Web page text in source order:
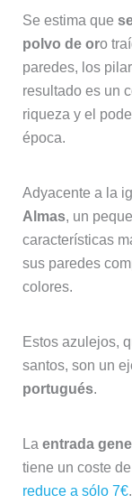
Se estima que
polvo de oro
paredes, los
resultado es un
riqueza y el
época.
Adyacente a la
Almas, un
características
sus paredes
colores.
Estos azulejos,
santos, son un
portugués.
La entrada
tiene un coste
reduce a sólo 7€.